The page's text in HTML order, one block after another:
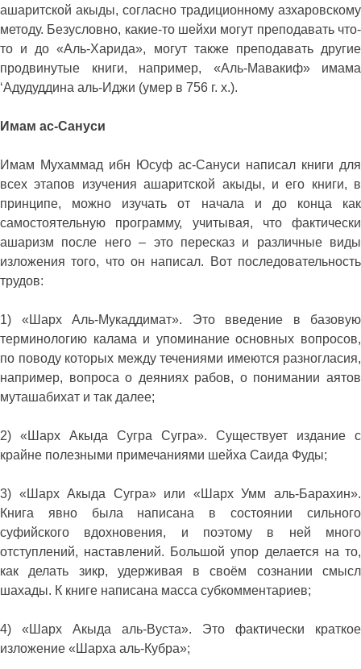
ашаритской акыды, согласно традиционному азхаровскому
методу. Безусловно, какие-то шейхи могут преподавать что-
то и до «Аль-Харида», могут также преподавать другие
продвинутые книги, например, «Аль-Мавакиф» имама
‘Адудуддина аль-Иджи (умер в 756 г. х.).
Имам ас-Сануси
Имам Мухаммад ибн Юсуф ас-Сануси написал книги для
всех этапов изучения ашаритской акыды, и его книги, в
принципе, можно изучать от начала и до конца как
самостоятельную программу, учитывая, что фактически
ашаризм после него – это пересказ и различные виды
изложения того, что он написал. Вот последовательность
трудов:
1) «Шарх Аль-Мукаддимат». Это введение в базовую
терминологию калама и упоминание основных вопросов,
по поводу которых между течениями имеются разногласия,
например, вопроса о деяниях рабов, о понимании аятов
муташабихат и так далее;
2) «Шарх Акыда Сугра Сугра». Существует издание с
крайне полезными примечаниями шейха Саида Фуды;
3) «Шарх Акыда Сугра» или «Шарх Умм аль-Барахин».
Книга явно была написана в состоянии сильного
суфийского вдохновения, и поэтому в ней много
отступлений, наставлений. Большой упор делается на то,
как делать зикр, удерживая в своём сознании смысл
шахады. К книге написана масса субкомментариев;
4) «Шарх Акыда аль-Вуста». Это фактически краткое
изложение «Шарха аль-Кубра»;